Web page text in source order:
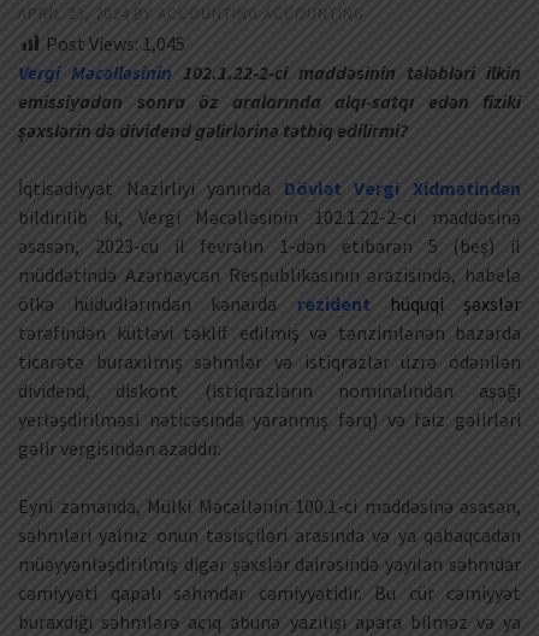
APRIL 23, 2024 BY ACCOUNTING ACCOUNTING
Post Views: 1,045
Vergi Məcəlləsinin 102.1.22-2-ci maddəsinin tələbləri ilkin
emissiyadan sonra öz aralarında alqı-satqı edən fiziki
şəxslərin də dividend gəlirlərinə tətbiq edilirmi?
İqtisadiyyat Nazirliyi yanında Dövlət Vergi Xidmətindən
bildirilib ki, Vergi Məcəlləsinin 102.1.22-2-ci maddəsinə
əsasən, 2023-cü il fevralın 1-dən etibarən 5 (beş) il
müddətində Azərbaycan Respublikasının ərazisində, habelə
ölkə hüdudlarından kənarda rezident hüquqi şəxslər
tərəfindən kütləvi təklif edilmiş və tənzimlənən bazarda
ticarətə buraxılmış səhmlər və istiqrazlar üzrə ödənilən
dividend, diskont (istiqrazların nominalından aşağı
yerləşdirilməsi nəticəsində yaranmış fərq) və faiz gəlirləri
gəlir vergisindən azaddır.
Eyni zamanda, Mülki Məcəllənin 100.1-ci maddəsinə əsasən,
səhmləri yalnız onun təsisçiləri arasında və ya qabaqcadan
müəyyənləşdirilmiş digər şəxslər dairəsində yayılan səhmdar
cəmiyyəti qapalı səhmdar cəmiyyətidir. Bu cür cəmiyyət
buraxdığı səhmlərə açıq abunə yazılışı apara bilməz və ya